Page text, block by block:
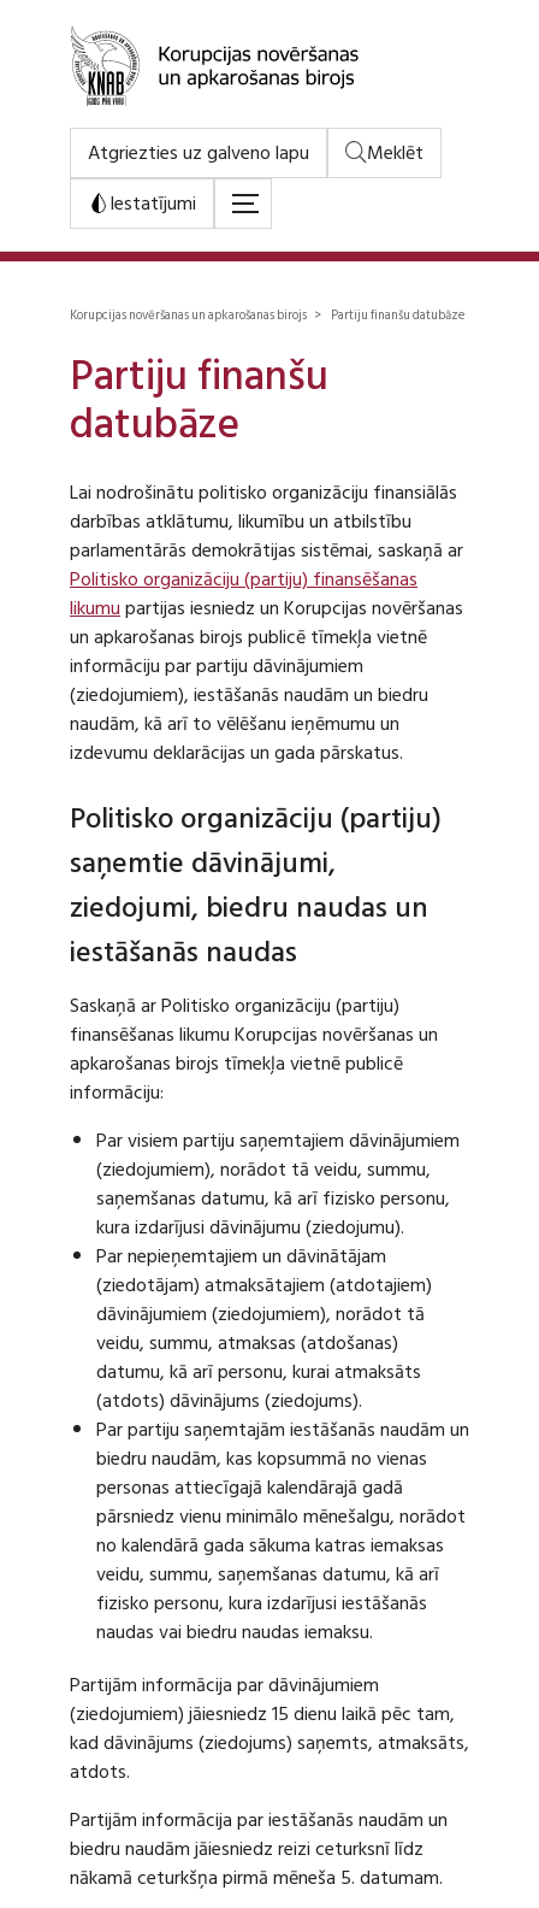
Atgriezties uz galveno lapu
Meklēt
Iestatījumi
Korupcijas novēršanas un apkarošanas birojs > Partiju finanšu datubāze
Partiju finanšu
datubāze
Lai nodrošinātu politisko organizāciju finansiālās
darbības atklātumu, likumību un atbilstību
parlamentārās demokrātijas sistēmai, saskaņā ar
Politisko organizāciju (partiju) finansēšanas
likumupartijas iesniedz un Korupcijas novēršanas
un apkarošanas birojs publicē tīmekļa vietnē
informāciju par partiju dāvinājumiem
(ziedojumiem), iestāšanās naudām un biedru
naudām, kā arī to vēlēšanu ieņēmumu un
izdevumu deklarācijas un gada pārskatus.
Politisko organizāciju (partiju)
saņemtie dāvinājumi,
ziedojumi, biedru naudas un
iestāšanās naudas
Saskaņā ar Politisko organizāciju (partiju)
finansēšanas likumu Korupcijas novēršanas un
apkarošanas birojs tīmekļa vietnē publicē
informāciju:
Par visiem partiju saņemtajiem dāvinājumiem
(ziedojumiem), norādot tā veidu, summu,
saņemšanas datumu, kā arī fizisko personu,
kura izdarījusi dāvinājumu (ziedojumu).
Par nepieņemtajiem un dāvinātājam
(ziedotājam) atmaksātajiem (atdotajiem)
dāvinājumiem (ziedojumiem), norādot tā
veidu, summu, atmaksas (atdošanas)
datumu, kā arī personu, kurai atmaksāts
(atdots) dāvinājums (ziedojums).
Par partiju saņemtajām iestāšanās naudām un
biedru naudām, kas kopsummā no vienas
personas attiecīgajā kalendārajā gadā
pārsniedz vienu minimālo mēnešalgu, norādot
no kalendārā gada sākuma katras iemaksas
veidu, summu, saņemšanas datumu, kā arī
fizisko personu, kura izdarījusi iestāšanās
naudas vai biedru naudas iemaksu.
Partijām informācija par dāvinājumiem
(ziedojumiem) jāiesniedz 15 dienu laikā pēc tam,
kad dāvinājums (ziedojums) saņemts, atmaksāts,
atdots.
Partijām informācija par iestāšanās naudām un
biedru naudām jāiesniedz reizi ceturksnī līdz
nākamā ceturkšņa pirmā mēneša 5. datumam.